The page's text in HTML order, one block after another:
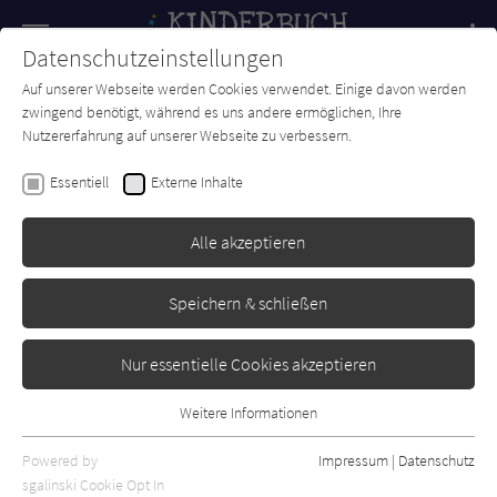
SUCHE Forum Charts Newsletter
Carl Norac
Mein Papa ist ein Riese
Erschienen: Januar 2005 0
Datenschutzeinstellungen
Auf unserer Webseite werden Cookies verwendet. Einige davon werden
zwingend benötigt, während es uns andere ermöglichen, Ihre
Nutzererfahrung auf unserer Webseite zu verbessern.
Essentiell Externe Inhalte
Alle akzeptieren
Speichern & schließen
Nur essentielle Cookies akzeptieren
Essentielle Cookies werden für grundlegende Funktionen der
Webseite benötigt. Dadurch ist gewährleistet, dass die Webseite
Weitere Informationen
Powered by
sgalinski Cookie Opt In
Impressum | Datenschutz